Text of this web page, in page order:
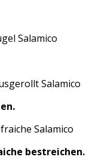
bestreichen.